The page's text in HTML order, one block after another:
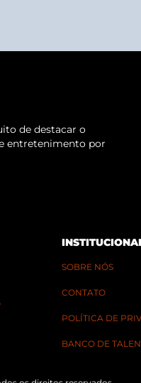
de destacar o
entretenimento por
SOBRE NÓS
CONTATO
POLÍTICA DE
BANCO DE